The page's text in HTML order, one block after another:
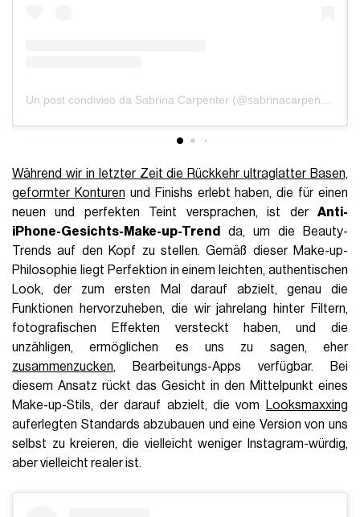
Un post condiviso da Sabrina Carpenter (@sabrinacarpenter)
Während wir in letzter Zeit die Rückkehr ultraglatter Basen,
geformter Konturen und Finishs erlebt haben, die für einen
neuen und perfekten Teint versprachen, ist der Anti-
iPhone-Gesichts-Make-up-Trend
da, um die Beauty-
Trends auf den Kopf zu stellen. Gemäß dieser Make-up-
Philosophie liegt Perfektion in einem leichten, authentischen
Look, der zum ersten Mal darauf abzielt, genau die
Funktionen hervorzuheben, die wir jahrelang hinter Filtern,
fotografischen Effekten versteckt haben, und die
unzähligen, ermöglichen es uns zu sagen, eher
zusammenzucken, Bearbeitungs-Apps verfügbar. Bei
diesem Ansatz rückt das Gesicht in den Mittelpunkt eines
Make-up-Stils, der darauf abzielt, die vom
Looksmaxxing
auferlegten Standards abzubauen und eine Version von uns
selbst zu kreieren, die vielleicht weniger Instagram-würdig,
aber vielleicht realer ist.